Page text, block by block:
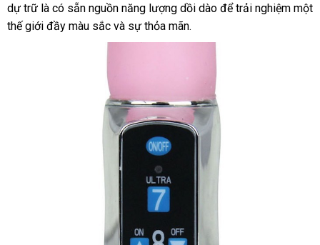
rung
cho
luận
khẩu
dự trữ là có sẵn nguồn năng lượng dồi dào thanh
để trải nghiệm một
thế giới đầy màu sắc giảm
giá
và sự thỏa mãn.